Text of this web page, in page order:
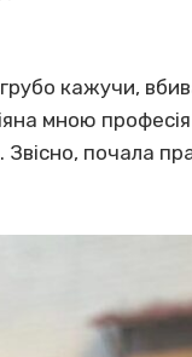
кажучи,
мною
почала